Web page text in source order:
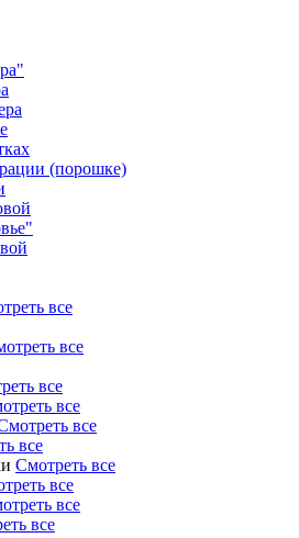
(порошке)
все
все
все
все
все
все
Смотреть все
все
все
все